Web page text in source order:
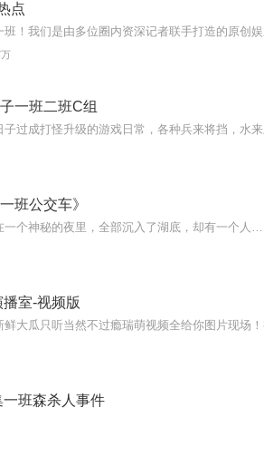
点
一班二班C组
过成打怪升级的游戏日常，各种兵来将挡，水
班公交车》
一个神秘的夜里，全部沉入了湖底，却有一个人
室-视频版
班森杀人事件